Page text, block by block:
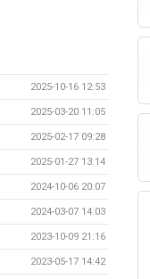
2025-10-16 12:53
2025-03-20 11:05
2025-02-17 09:28
2025-01-27 13:14
2024-10-06 20:07
2024-03-07 14:03
2023-10-09 21:16
2023-05-17 14:42